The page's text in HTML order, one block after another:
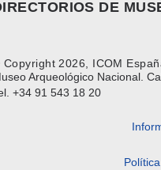
DE
Copyright 2026, ICOM
Arqueológico Nacional.
+34 91 543 18 20